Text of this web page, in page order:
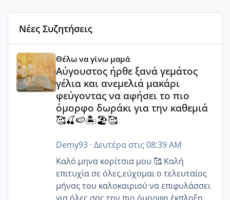
Νέες Συζητήσεις
Αύγουστος ήρθε ξανά γεμάτος γέλια και ανεμελιά
Θέλω να γίνω μαμά
Αύγουστος ήρθε ξανά γεμάτος
γέλια και ανεμελιά μακάρι
φεύγοντας να αφήσει το πιο
όμορφο δωράκι για την καθεμιά
🥰🍒🍉🏝️🏖️🥰
Demy93· Δευτέρα στις 08:39 AM
Καλό.μηνα κορίτσια μου 🥰 Καλή
επιτυχία σε όλες,εύχομαι ο τελευταίος
μήνας του καλοκαιριού να επιφυλάσσει